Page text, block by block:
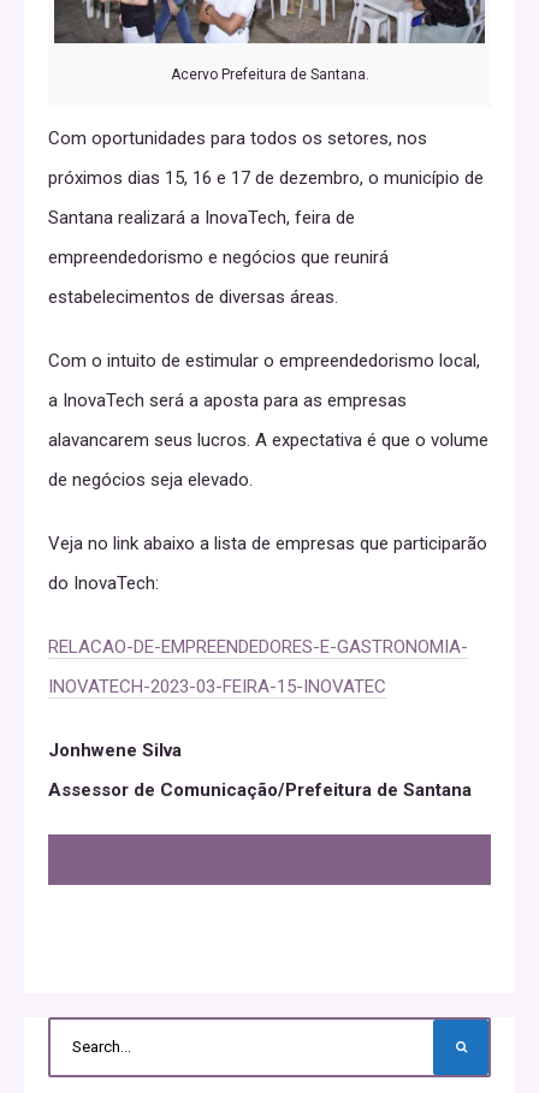
Acervo Prefeitura de Santana.
Com oportunidades para todos os setores, nos
próximos dias 15, 16 e 17 de dezembro, o município de
Santana realizará a InovaTech, feira de
empreendedorismo e negócios que reunirá
estabelecimentos de diversas áreas.
Com o intuito de estimular o empreendedorismo local,
a InovaTech será a aposta para as empresas
alavancarem seus lucros. A expectativa é que o volume
de negócios seja elevado.
Veja no link abaixo a lista de empresas que participarão
do InovaTech:
RELACAO-DE-EMPREENDEDORES-E-GASTRONOMIA-
INOVATECH-2023-03-FEIRA-15-INOVATEC
Jonhwene Silva
Assessor de Comunicação/Prefeitura de Santana